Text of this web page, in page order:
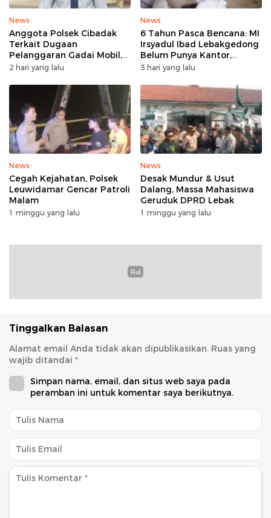
News
Anggota Polsek Cibadak
Terkait Dugaan
Pelanggaran Gadai Mobil,
Kasus Ditangani Bid
2 hari yang lalu
News
6 Tahun Pasca Bencana: MI
Irsyadul Ibad Lebakgedong
Belum Punya Kantor,
Belajar Tanpa Meja-Kursi
3 hari yang lalu
News
Cegah Kejahatan, Polsek
Leuwidamar Gencar Patroli
Malam
1 minggu yang lalu
News
Desak Mundur & Usut
Dalang, Massa Mahasiswa
Geruduk DPRD Lebak
1 minggu yang lalu
Tinggalkan Balasan
Alamat email Anda tidak akan dipublikasikan. Ruas yang
wajib ditandai *
Simpan nama, email, dan situs web saya pada
peramban ini untuk komentar saya berikutnya.